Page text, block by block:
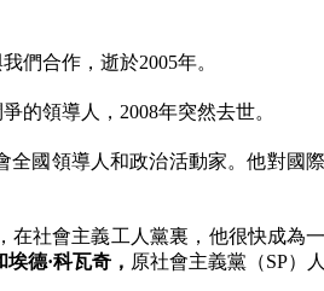
們合作，逝於2005年。
的領導人， 2008年突然去世。
國領導人和政治活動家。他對國
在社會主義工人黨裏，他很快成為
德·科瓦奇， 原社會主義黨（SP）人